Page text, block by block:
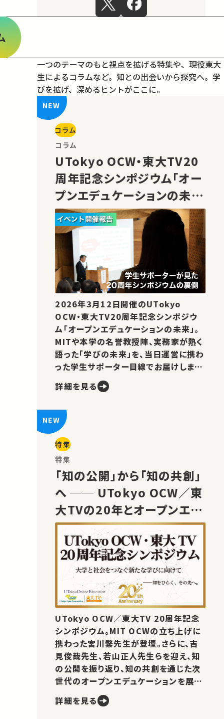
一つのテーマのもと視点を拡げる特集や、現役東大
生によるコラムなど。 知との出会いから探究へ。学
びを拡げ、深めるヒントがここに。
コラム
コラム
UTokyo OCW・東大TV20
周年記念シンポジウム「オー
プンエデュケーションの未
来」の様子をご紹介！
2026年3月12日開催のUTokyo
OCW・東大TV20周年記念シンポジウ
ム「オープンエデュケーションの未来」。
MITや本学の名誉教授陣、実務家が熱く
語った「学びの未来」を、当日運営に携わ
った学生サポーター目線でお届けしま
詳細を見る
特集
特集
「知の公開」から「知の共創」
へ ── UTokyo OCW／東
大TVの20年とオープンエデ
ュケーションの未来
UTokyo OCW／東大TV 20周年記念
シンポジウム。MIT OCWの立ち上げに
携わった宮川繁先生が登壇。さらに、吉
見俊哉先生、若山正人先生らを迎え、知
の公開を振り返り、知の共創を通じた次
世代のオープンエデュケーションを展望
詳細を見る